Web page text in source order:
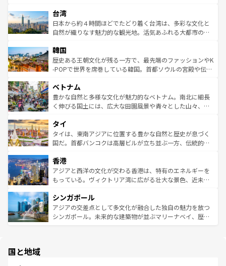
情報は
人々、おいしいローカルフードやハワイアンミュージッ
ク、伝統的なフラダンスなど、すべてがハワイの魅力を彩
っている。訪れるたびに新しい発見と感動が待っているハ
はコンテンツ一覧
リアリーフや大陸中央部にそびえるウルル（エアーズロッ
ク）、タスマニアの美しい原生林やケアンズの熱帯雨林な
ど、見どころがたくさん。また、カフェやワイン、オージ
いる。アクティビティも充実しており、サーフィンやダイ
ビング、ハイキングなど、アウトドア好きにはたまらな
い。オーストラリアの多彩な魅力を存分に味わいつくそ
参照してほしい。
台湾
日本から約４時間ほどでたどり着く台湾は、多彩な文化と
自然が織りなす魅力的な観光地。活気あふれる大都市の台
ン）、静ひつな山岳地帯である台湾東部など、都市の喧騒
と山間の静けさが共存しており、訪れる人に新しい発見と
驚きをもたらしてくれる。また、奥深い台湾の食文化も魅
容にもいいと評判のスイーツなど、バラエティ豊かな料理
が味わえる。 なお、新着の台湾情報は コンテンツ一覧を参
照してほしい。
韓国
歴史ある王朝文化が残る一方で、最先端のファッションやK
-POPで世界を席巻している韓国。首都ソウルの宮殿や伝統
き、地方に足を延ばせば四季折々の自然美を楽しむことが
できる。そして、キムチや焼肉、絶品のストリートフード
まで、さまざまな韓国料理が待っている。夜には、韓国な
リティに包まれながら、韓国の多彩な魅力を心ゆくまで味
わってみてほしい。 なお、新着の韓国情報はコンテンツ一
覧を参照してほしい。
ベトナム
豊かな自然と多様な文化が魅力的なベトナム。南北に細長
く伸びる国土には、広大な田園風景や青々とした山々、世
急速な発展と共に伝統が息づく。ハノイの古い町並みやホ
ーチミン市のフランス統治時代の建物も、独特の雰囲気を
醸し出している。また、バラエティの豊かさとおいしさで
とつ。フォーやバインミー、ベトナムコーヒーなどは、ぜ
ひ現地で味わいたい。どの地域を訪れてもあたたかい人々
が旅行者を迎えてくれるので、きっと忘れられない旅にな
参照してほしい。
タイ
タイは、東南アジアに位置する豊かな自然と歴史が息づく
国だ。首都バンコクは高層ビルが立ち並ぶ一方、伝統的な
の活気が交差している。北部ではチェンマイなどの山岳地
帯で自然と触れ合い、南部ではプーケットやクラビの美し
いビーチでリゾート気分を楽しむことができる。タイ料理
激する。気候は一年中温暖で、どの季節にも異なる楽しみ
が待っている。親しみやすいタイの人々、仏教を中心とし
た文化、そして多様な観光資源が、訪れる旅人を魅了し続
香港
アジアと西洋の文化が交わる香港は、特有のエネルギーを
もっている。ヴィクトリア湾に広がる壮大な景色、近未来
み、どこを訪れても感動するはず。観光スポットが密集し
ており、効率よく見どころを回れるのも魅力。息をのむよ
うな絶景から文化的な体験まで、香港を存分に楽しみ尽く
シンガポール
アジアの交差点として多文化が融合した独自の魅力を放つ
シンガポール。未来的な建築物が並ぶマリーナベイ、歴史
国と地域